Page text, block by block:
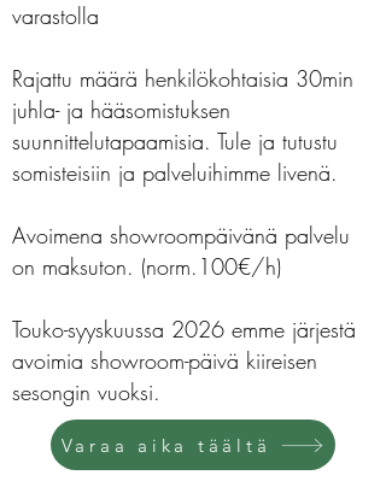
varastolla
Rajattu määrä henkilökohtaisia 30min
juhla- ja hääsomistuksen
suunnittelutapaamisia. Tule ja tutustu
somisteisiin ja palveluihimme livenä.
Avoimena showroompäivänä palvelu
on maksuton. (norm.100€/h)
Touko-syyskuussa 2026 emme järjestä
avoimia showroom-päivä kiireisen
sesongin vuoksi.
Varaa aika täältä